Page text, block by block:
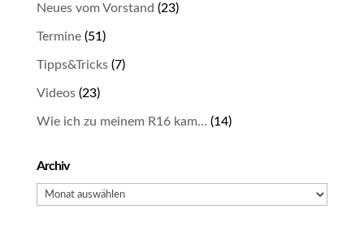
Neues vom Vorstand (23)
Termine(51)
Tipps&Tricks(7)
Videos(23)
Wie ich zu meinem R16 kam… (14)
Archiv
Archiv